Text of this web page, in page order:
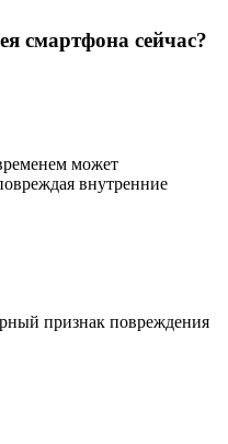
смартфона сейчас?
может
внутренние
признак повреждения